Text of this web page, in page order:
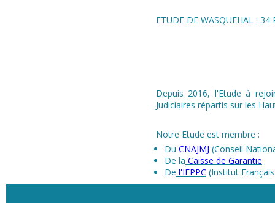
ETUDE DE WASQUEHAL :
Depuis 2016, l'Etude à
Judiciaires répartis sur les
Notre Etude est membre :
Du CNAJMJ (Conseil
De la Caisse de Garantie
De l'IFPPC (Institut